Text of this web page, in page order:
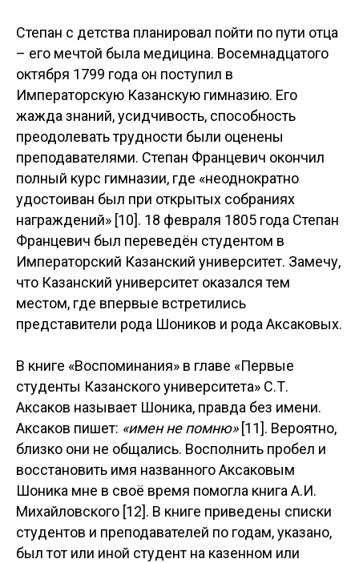
Степан с детства планировал пойти по пути отца
– его мечтой была медицина. Восемнадцатого
октября 1799 года он поступил в
Императорскую Казанскую гимназию. Его
жажда знаний, усидчивость, способность
преодолевать трудности были оценены
преподавателями. Степан Францевич окончил
полный курс гимназии, где «неоднократно
удостоиван был при открытых собраниях
награждений» [10]. 18 февраля 1805 года Степан
Францевич был переведён студентом в
Императорский Казанский университет. Замечу,
что Казанский университет оказался тем
местом, где впервые встретились
представители рода Шоников и рода Аксаковых.
В книге «Воспоминания» в главе «Первые
студенты Казанского университета» С.Т.
Аксаков называет Шоника, правда без имени.
Аксаков пишет: «имен не помню»[11]. Вероятно,
близко они не общались. Восполнить пробел и
восстановить имя названного Аксаковым
Шоника мне в своё время помогла книга А.И.
Михайловского [12]. В книге приведены списки
студентов и преподавателей по годам, указано,
был тот или иной студент на казенном или